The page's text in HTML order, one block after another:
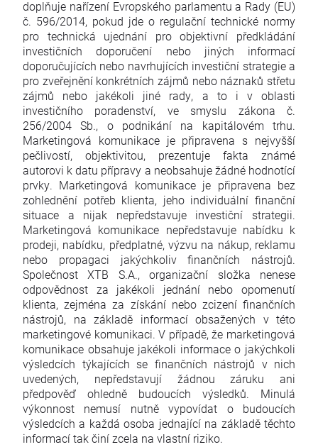
doplňuje nařízení Evropského parlamentu a Rady (EU)
č. 596/2014, pokud jde o regulační technické normy
pro technická ujednání pro objektivní předkládání
investičních doporučení nebo jiných informací
doporučujících nebo navrhujících investiční strategie a
pro zveřejnění konkrétních zájmů nebo náznaků střetu
zájmů nebo jakékoli jiné rady, a to i v oblasti
investičního poradenství, ve smyslu zákona č.
256/2004 Sb., o podnikání na kapitálovém trhu.
Marketingová komunikace je připravena s nejvyšší
pečlivostí, objektivitou, prezentuje fakta známé
autorovi k datu přípravy a neobsahuje žádné hodnotící
prvky. Marketingová komunikace je připravena bez
zohlednění potřeb klienta, jeho individuální finanční
situace a nijak nepředstavuje investiční strategii.
Marketingová komunikace nepředstavuje nabídku k
prodeji, nabídku, předplatné, výzvu na nákup, reklamu
nebo propagaci jakýchkoliv finančních nástrojů.
Společnost XTB S.A., organizační složka nenese
odpovědnost za jakékoli jednání nebo opomenutí
klienta, zejména za získání nebo zcizení finančních
nástrojů, na základě informací obsažených v této
marketingové komunikaci. V případě, že marketingová
komunikace obsahuje jakékoli informace o jakýchkoli
výsledcích týkajících se finančních nástrojů v nich
uvedených, nepředstavují žádnou záruku ani
předpověď ohledně budoucích výsledků. Minulá
výkonnost nemusí nutně vypovídat o budoucích
výsledcích a každá osoba jednající na základě těchto
informací tak činí zcela na vlastní riziko.